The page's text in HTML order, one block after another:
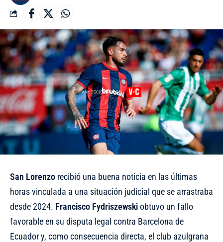
San Lorenzo recibió una buena noticia en las últimas
horas vinculada a una situación judicial que se arrastraba
desde 2024. Francisco Fydriszewskiobtuvo un fallo
favorable en su disputa legal contra Barcelona de
Ecuador y, como consecuencia directa, el club azulgrana